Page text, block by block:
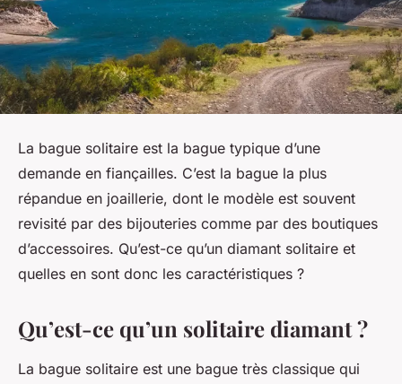
La bague solitaire est la bague typique d’une
demande en fiançailles. C’est la bague la plus
répandue en joaillerie, dont le modèle est souvent
revisité par des bijouteries comme par des boutiques
d’accessoires. Qu’est-ce qu’un diamant solitaire et
quelles en sont donc les caractéristiques ?
Qu’est-ce qu’un solitaire diamant ?
La bague solitaire est une bague très classique qui